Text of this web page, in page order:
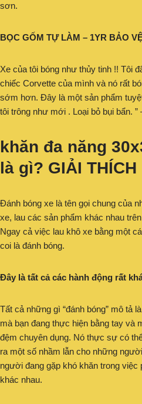
sơn.
BỌC GỐM TỰ LÀM – 1YR BẢO
Xe của tôi bóng như thủy tinh !! Tôi
chiếc Corvette của mình và nó rất
sớm hơn. Đây là một sản phẩm
tôi trông như mới . Loại bỏ bụi bẩn. ”
khăn đa năng
là gì? GIẢI THÍCH
Đánh bóng xe là tên gọi chung của
xe, lau các sản phẩm khác nhau
Ngay cả việc lau khô xe bằng một
coi là đánh bóng.
Đây là tất cả các hành động rất
Tất cả những gì “đánh bóng” mô tả
mà bạn đang thực hiện bằng tay và
đệm chuyên dụng. Nó thực sự có
ra một số nhầm lẫn cho những
người đang gặp khó khăn trong việc
khác nhau.